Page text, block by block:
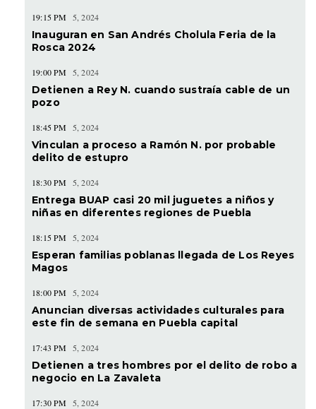
19:15 PM 5, 2024
Inauguran en San Andrés Cholula Feria de la
Rosca 2024
19:00 PM 5, 2024
Detienen a Rey N. cuando sustraía cable de un
pozo
18:45 PM 5, 2024
Vinculan a proceso a Ramón N. por probable
delito de estupro
18:30 PM 5, 2024
Entrega BUAP casi 20 mil juguetes a niños y
niñas en diferentes regiones de Puebla
18:15 PM 5, 2024
Esperan familias poblanas llegada de Los Reyes
Magos
18:00 PM 5, 2024
Anuncian diversas actividades culturales para
este fin de semana en Puebla capital
17:43 PM 5, 2024
Detienen a tres hombres por el delito de robo a
negocio en La Zavaleta
17:30 PM 5, 2024